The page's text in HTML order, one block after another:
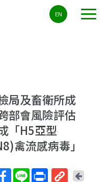
EN
局及畜衛所成
部會風險評估
「H5亞型
禽流感病毒」
回